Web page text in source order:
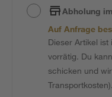
Abholung
Auf Anfrage
Dieser Artikel
vorrätig. Du
schicken und
Transportkosten).